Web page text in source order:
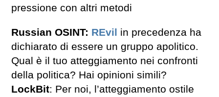
pressione con altri metodi
Russian OSINT: REvil in precedenza ha
dichiarato di essere un gruppo apolitico.
Qual è il tuo atteggiamento nei confronti
della politica? Hai opinioni simili?
LockBit: Per noi, l’atteggiamento ostile